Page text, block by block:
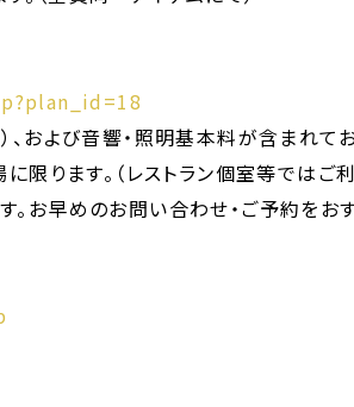
および音響・照明基本料が含まれてお
ります。（レストラン個室等ではご
お早めのお問い合わせ・ご予約をお